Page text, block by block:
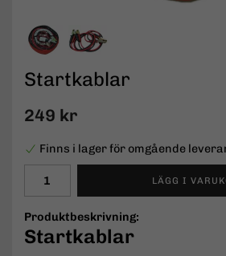
Startkablar
249 kr
Finns i lager för omgående
LÄGG I
Produktbeskrivning:
Startkablar